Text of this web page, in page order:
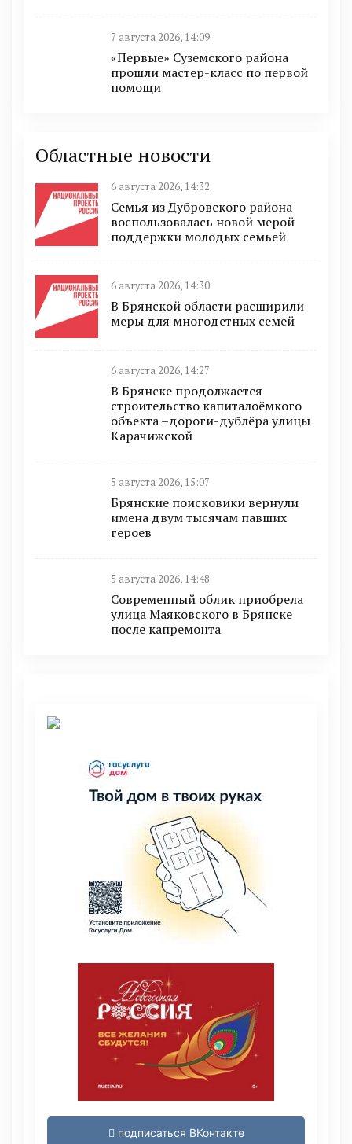
7 августа 2026, 14:09
«Первые» Суземского района
прошли мастер-класс по первой
помощи
Областные новости
6 августа 2026, 14:32
Семья из Дубровского района
воспользовалась новой мерой
поддержки молодых семьей
6 августа 2026, 14:30
В Брянской области расширили
меры для многодетных семей
6 августа 2026, 14:27
В Брянске продолжается
строительство капиталоёмкого
объекта –дороги-дублёра улицы
Карачижской
5 августа 2026, 15:07
Брянские поисковики вернули
имена двум тысячам павших
героев
5 августа 2026, 14:48
Современный облик приобрела
улица Маяковского в Брянске
после капремонта
подписаться ВКонтакте